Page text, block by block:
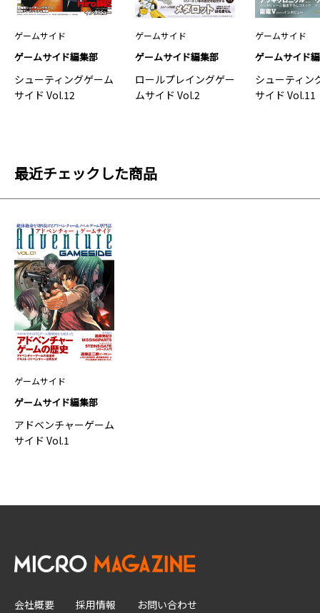
ゲームサイド
ゲームサイド編集部
シューティングゲーム
サイド Vol.12
ゲームサイド
ゲームサイド編集部
ロールプレイングゲー
ムサイド Vol.2
ゲームサイド
ゲームサイド
シューティン
サイド Vol.11
最近チェックした商品
ゲームサイド
ゲームサイド編集部
アドベンチャーゲーム
サイド Vol.1
会社概要 採用情報 お問い合わせ